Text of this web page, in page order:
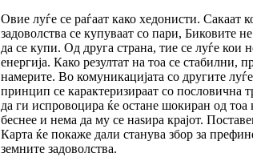
Овие луѓе се раѓаат како хедонисти. Сакаат
задоволства се купуваат со пари, Биковите
да се купи. Од друга страна, тие се луѓе кои
енергија. Како резултат на тоа се
намерите. Во комуникацијата со другите
принцип се карактеризираат со пословична
да ги испровоцира ќе остане шокиран од тоа
беснее и нема да му се наѕира крајот.
Карта ќе покаже дали станува збор за
земните задоволства.